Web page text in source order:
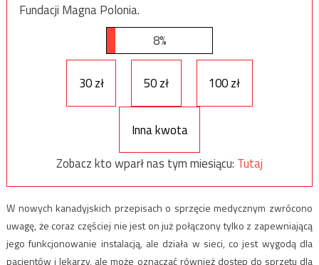
Fundacji Magna Polonia.
8%
30 zł 50 zł 100 zł
Inna kwota
Zobacz kto wparł nas tym miesiącu: Tutaj
W nowych kanadyjskich przepisach o sprzęcie medycznym zwrócono
uwagę, że coraz częściej nie jest on już połączony tylko z zapewniającą
jego funkcjonowanie instalacją, ale działa w sieci, co jest wygodą dla
pacjentów i lekarzy, ale może oznaczać również dostęp do sprzętu dla